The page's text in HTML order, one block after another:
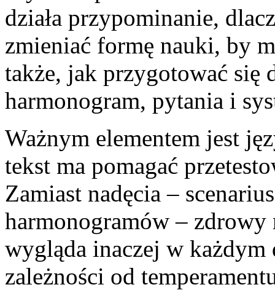
działa przypominanie,
zmieniać formę nauki, by
także, jak przygotować się
harmonogram, pytania i
Ważnym elementem jest
tekst ma pomagać
Zamiast nadęcia –
harmonogramów – zdrowy
wygląda inaczej w każdym
zależności od